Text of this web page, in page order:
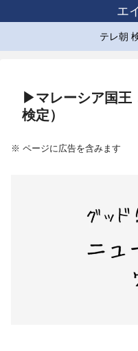
エ
テレ朝
▶マレーシア国王
検定）
※ ページに広告を含みます